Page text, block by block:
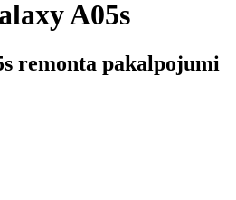
A05s
remonta pakalpojumi